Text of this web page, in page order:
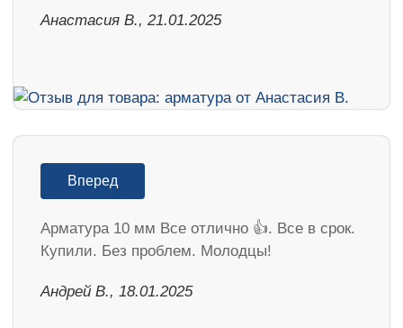
Анастасия В., 21.01.2025
Вперед
Арматура 10 мм Все отлично 👍. Все в срок.
Купили. Без проблем. Молодцы!
Андрей В., 18.01.2025